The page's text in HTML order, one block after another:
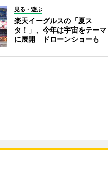
見る・遊ぶ
楽天イーグルスの「夏ス
タ！」、今年は宇宙をテーマ
に展開 ドローンショーも